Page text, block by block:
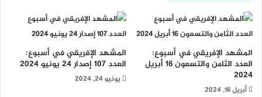
المشهد الإفريقي في أسبوع:
العدد الثامن والتسعون 16 أبريل
2024
أبريل 16, 2024
المشهد الإفريقي في أسبوع:
العدد 107 إصدار 24 يونيو 2024
يونيو 24, 2024